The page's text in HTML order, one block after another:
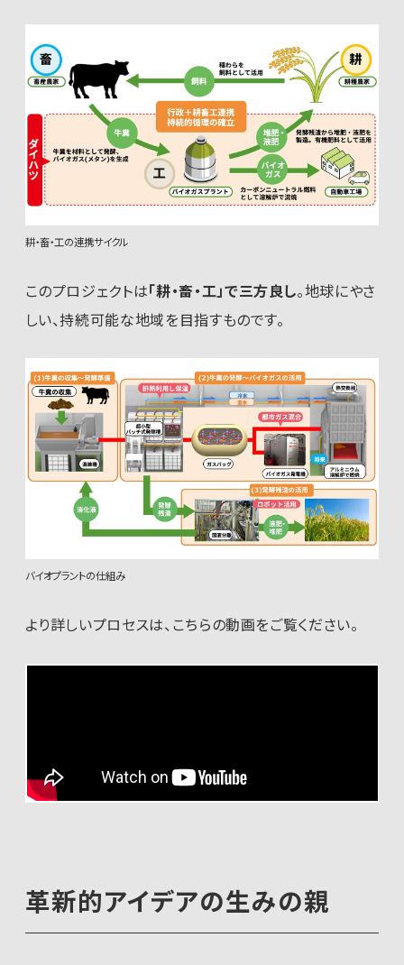
耕・畜・工の連携サイクル
このプロジェクトは「耕・畜・工」で三方良し。地球にやさ
しい、持続可能な地域を目指すものです。
バイオプラントの仕組み
より詳しいプロセスは、こちらの動画をご覧ください。
革新的アイデアの生みの親